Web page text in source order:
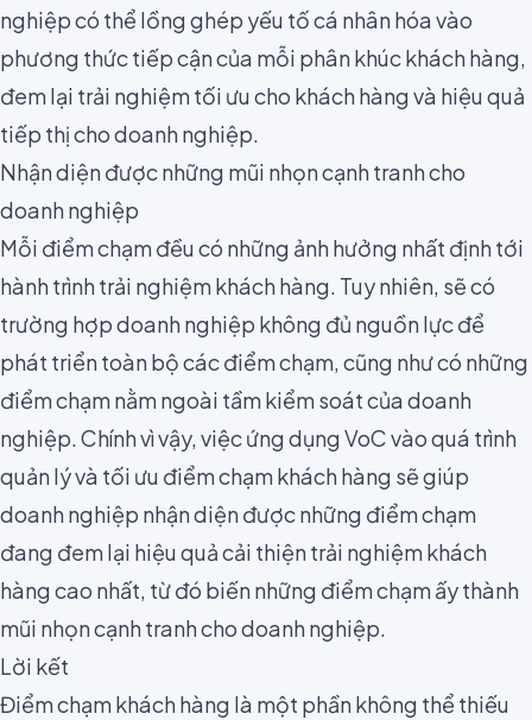
nghiệp có thể lồng ghép yếu tố cá nhân hóa vào
phương thức tiếp cận của mỗi phân khúc khách hàng,
đem lại trải nghiệm tối ưu cho khách hàng và hiệu quả
tiếp thị cho doanh nghiệp.
Nhận diện được những mũi nhọn cạnh tranh cho
doanh nghiệp
Mỗi điểm chạm đều có những ảnh hưởng nhất định tới
hành trình trải nghiệm khách hàng. Tuy nhiên, sẽ có
trường hợp doanh nghiệp không đủ nguồn lực để
phát triển toàn bộ các điểm chạm, cũng như có những
điểm chạm nằm ngoài tầm kiểm soát của doanh
nghiệp. Chính vì vậy, việc ứng dụng VoC vào quá trình
quản lý và tối ưu điểm chạm khách hàng sẽ giúp
doanh nghiệp nhận diện được những điểm chạm
đang đem lại hiệu quả cải thiện trải nghiệm khách
hàng cao nhất, từ đó biến những điểm chạm ấy thành
mũi nhọn cạnh tranh cho doanh nghiệp.
Lời kết
Điểm chạm khách hàng là một phần không thể thiếu